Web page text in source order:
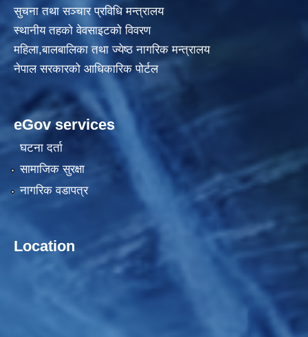
सुचना तथा सञ्चार प्रविधि मन्त्रालय
स्थानीय तहकाे वेवसाइटकाे विवरण
महिला,बालबालिका तथा ज्येष्ठ नागरिक मन्त्रालय
नेपाल सरकारको आधिकारिक पोर्टल
eGov services
घटना दर्ता
सामाजिक सुरक्षा
नागरिक वडापत्र
Location